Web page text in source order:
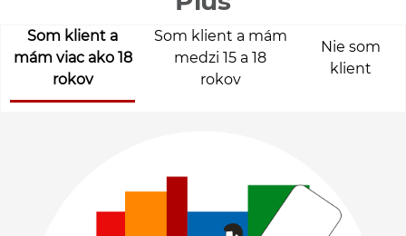
Som klient a
mám viac ako 18
rokov
Som klient a mám
medzi 15 a 18
rokov
Nie som
klient